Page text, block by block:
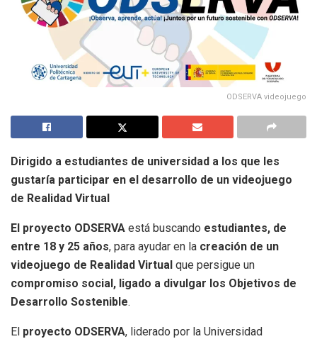
ODSERVA videojuego
Dirigido a estudiantes de universidad a los que les
gustaría participar en el desarrollo de un videojuego
de Realidad Virtual
El proyecto ODSERVA está buscando estudiantes, de
entre 18 y 25 años, para ayudar en la creación de un
videojuego de Realidad Virtual que persigue un
compromiso social, ligado a divulgar los Objetivos de
Desarrollo Sostenible.
El proyecto ODSERVA, liderado por la Universidad